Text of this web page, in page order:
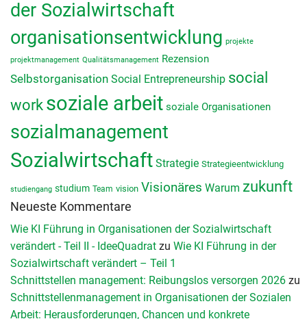
der Sozialwirtschaft
organisationsentwicklung projekte
projektmanagement Qualitätsmanagement Rezension
Selbstorganisation Social Entrepreneurship social
work soziale arbeit soziale Organisationen
sozialmanagement
Sozialwirtschaft Strategie Strategieentwicklung
studiengang studium Team vision Visionäres Warum zukunft
Neueste Kommentare
Wie KI Führung in Organisationen der Sozialwirtschaft
verändert - Teil II - IdeeQuadrat zu Wie KI Führung in der
Sozialwirtschaft verändert – Teil 1
Schnittstellen management: Reibungslos versorgen 2026 zu
Schnittstellenmanagement in Organisationen der Sozialen
Arbeit: Herausforderungen, Chancen und konkrete